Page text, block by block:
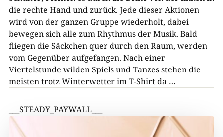
die rechte Hand und zurück. Jede dieser Aktionen
wird von der ganzen Gruppe wiederholt, dabei
bewegen sich alle zum Rhythmus der Musik. Bald
fliegen die Säckchen quer durch den Raum, werden
vom Gegenüber aufgefangen. Nach einer
Viertelstunde wilden Spiels und Tanzes stehen die
meisten trotz Winterwetter im T-Shirt da …
___STEADY_PAYWALL___